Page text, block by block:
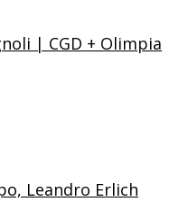
| CGD + Olimpia
Leandro Erlich